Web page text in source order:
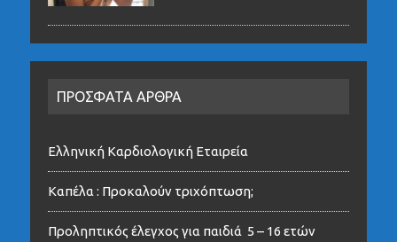
ΠΡΟΣΦΑΤΑ ΑΡΘΡΑ
Ελληνική Καρδιολογική Εταιρεία
Καπέλα : Προκαλούν τριχόπτωση;
Προληπτικός έλεγχος για παιδιά 5 – 16 ετών